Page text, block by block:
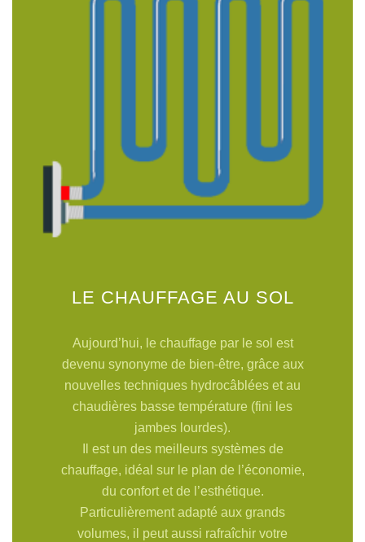
LE CHAUFFAGE AU SOL
Aujourd’hui, le chauffage par le sol est
devenu synonyme de bien-être, grâce aux
nouvelles techniques hydrocâblées et au
chaudières basse température (fini les
jambes lourdes).
Il est un des meilleurs systèmes de
chauffage, idéal sur le plan de l’économie,
du confort et de l’esthétique.
Particulièrement adapté aux grands
volumes, il peut aussi rafraîchir votre